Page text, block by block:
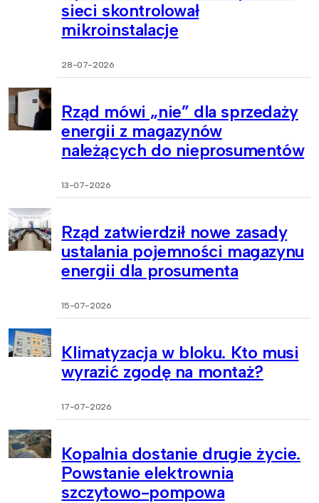
sieci skontrolował
mikroinstalacje
28-07-2026
Rząd mówi „nie” dla sprzedaży
energii z magazynów
należących do nieprosumentów
13-07-2026
Rząd zatwierdził nowe zasady
ustalania pojemności magazynu
energii dla prosumenta
15-07-2026
Klimatyzacja w bloku. Kto musi
wyrazić zgodę na montaż?
17-07-2026
Kopalnia dostanie drugie życie.
Powstanie elektrownia
szczytowo-pompowa